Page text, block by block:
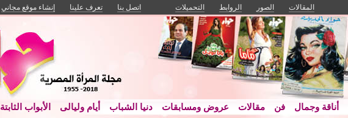
المقالات الصور الروابط التحميلات اتصل بنا تعرف علينا إنشاء موقع مجاني
أناقة وجمال فن مقالات عروض ومسابقات دنيا الشباب أيام وليالى الأبواب الثابتة